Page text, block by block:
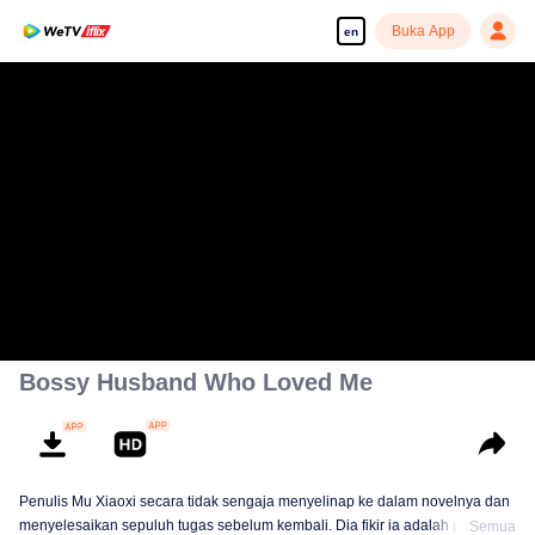
en Buka App
Bossy Husband Who Loved Me
Penulis Mu Xiaoxi secara tidak sengaja menyelinap ke dalam novelnya dan
menyelesaikan sepuluh tugas sebelum kembali. Dia fikir ia adalah perkara
Semua